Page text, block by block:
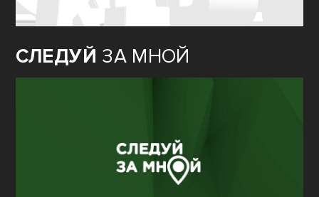
СЛЕДУЙ ЗА МНОЙ